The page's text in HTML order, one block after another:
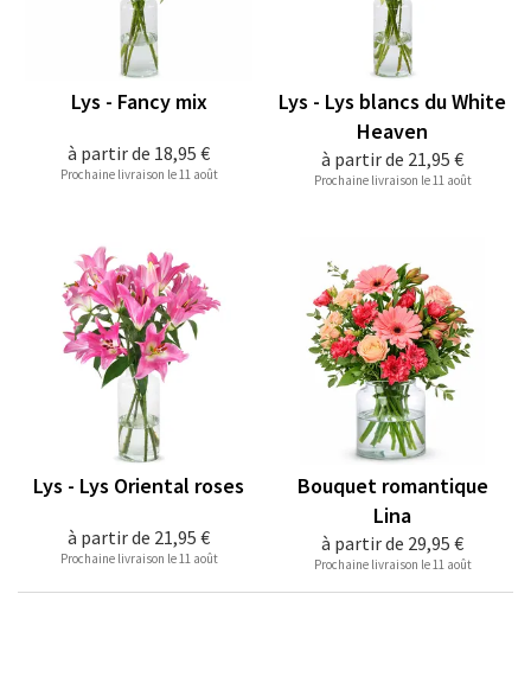
à partir de 18,95 €
Lys - Fancy mix
Prochaine livraison le 11 août
à partir de 21,95 €
Lys - Lys blancs du White
Heaven
Prochaine livraison le 11 août
à partir de 21,95 €
Lys - Lys Oriental roses
Prochaine livraison le 11 août
à partir de 29,95 €
Bouquet romantique
Lina
Prochaine livraison le 11 août